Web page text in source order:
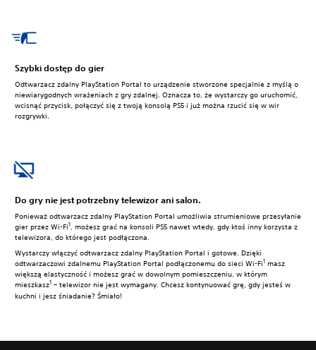
Szybki dostęp do gier
Odtwarzacz zdalny PlayStation Portal to urządzenie stworzone specjalnie z myślą o
niewiarygodnych wrażeniach z gry zdalnej. Oznacza to, że wystarczy go uruchomić,
wcisnąć przycisk, połączyć się z twoją konsolą PS5 i już można rzucić się w wir
rozgrywki.
Do gry nie jest potrzebny telewizor ani salon.
Ponieważ odtwarzacz zdalny PlayStation Portal umożliwia strumieniowe przesyłanie
gier przez Wi-Fi1, możesz grać na konsoli PS5 nawet wtedy, gdy ktoś inny korzysta z
telewizora, do którego jest podłączona.
Wystarczy włączyć odtwarzacz zdalny PlayStation Portal i gotowe. Dzięki
odtwarzaczowi zdalnemu PlayStation Portal podłączonemu do sieci Wi-Fi1 masz
większą elastyczność i możesz grać w dowolnym pomieszczeniu, w którym
mieszkasz1 – telewizor nie jest wymagany. Chcesz kontynuować grę, gdy jesteś w
kuchni i jesz śniadanie? Śmiało!